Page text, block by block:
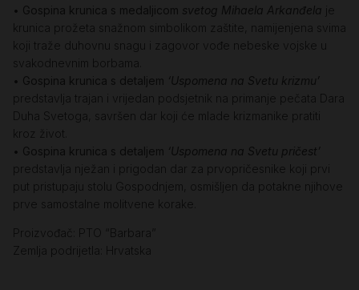
• Gospina krunica s medaljicom svetog Mihaela Arkanđela je
krunica prožeta snažnom simbolikom zaštite, namijenjena svima
koji traže duhovnu snagu i zagovor vođe nebeske vojske u
svakodnevnim borbama.
• Gospina krunica s detaljem ‘Uspomena na Svetu krizmu’
predstavlja trajan i vrijedan podsjetnik na primanje pečata Dara
Duha Svetoga, savršen dar koji će mlade krizmanike pratiti
kroz život.
• Gospina krunica s detaljem ‘Uspomena na Svetu pričest’
predstavlja nježan i prigodan dar za prvopričesnike koji prvi
put pristupaju stolu Gospodnjem, osmišljen da potakne njihove
prve samostalne molitvene korake.
Proizvođač: PTO “Barbara”
Zemlja podrijetla: Hrvatska